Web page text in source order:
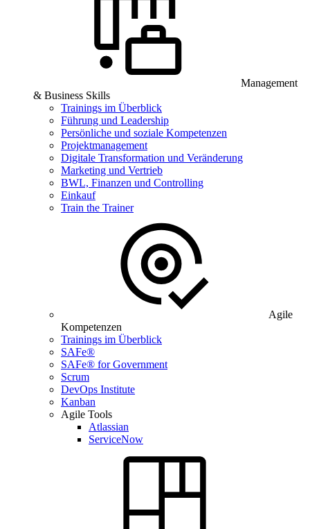
Management
& Business Skills
Trainings im Überblick
Führung und Leadership
Persönliche und soziale Kompetenzen
Projektmanagement
Digitale Transformation und Veränderung
Marketing und Vertrieb
BWL, Finanzen und Controlling
Einkauf
Train the Trainer
Agile
Kompetenzen
Trainings im Überblick
SAFe®
SAFe® for Government
Scrum
DevOps Institute
Kanban
Agile Tools
Atlassian
ServiceNow